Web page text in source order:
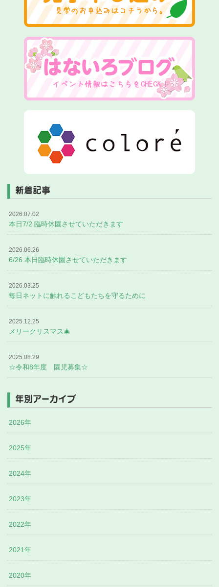
新着記事
2026.07.02
本日7/2 臨時休園させていただきます
2026.06.26
6/26 本日臨時休園させていただきます
2026.03.25
毎日ネットに触れるこどもたちを守るために
2025.12.25
メリークリスマス🎄
2025.08.29
☆令和8年度 園児募集☆
年別アーカイブ
2026年
2025年
2024年
2023年
2022年
2021年
2020年